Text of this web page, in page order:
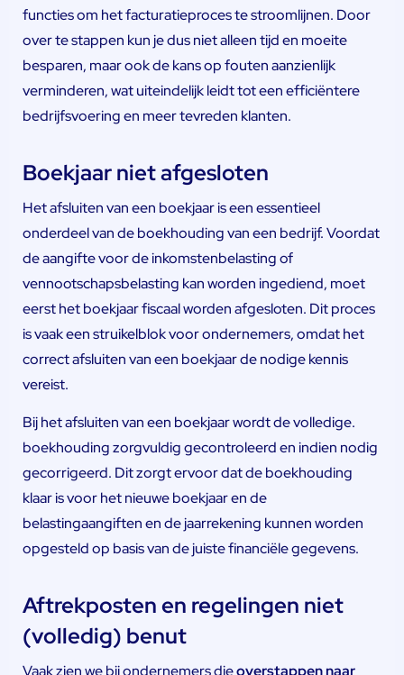
functies om het facturatieproces te stroomlijnen. Door
over te stappen kun je dus niet alleen tijd en moeite
besparen, maar ook de kans op fouten aanzienlijk
verminderen, wat uiteindelijk leidt tot een efficiëntere
bedrijfsvoering en meer tevreden klanten.
Boekjaar niet afgesloten
Het afsluiten van een boekjaar is een essentieel
onderdeel van de boekhouding van een bedrijf. Voordat
de aangifte voor de inkomstenbelasting of
vennootschapsbelasting kan worden ingediend, moet
eerst het boekjaar fiscaal worden afgesloten. Dit proces
is vaak een struikelblok voor ondernemers, omdat het
correct afsluiten van een boekjaar de nodige kennis
vereist.
Bij het afsluiten van een boekjaar wordt de volledige.
boekhouding zorgvuldig gecontroleerd en indien nodig
gecorrigeerd. Dit zorgt ervoor dat de boekhouding
klaar is voor het nieuwe boekjaar en de
belastingaangiften en de jaarrekening kunnen worden
opgesteld op basis van de juiste financiële gegevens.
Aftrekposten en regelingen niet
(volledig) benut